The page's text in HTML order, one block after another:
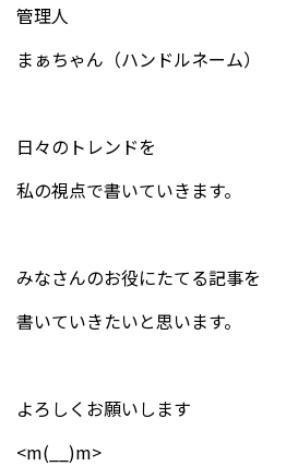
管理人
まぁちゃん（ハンドルネーム）
日々のトレンドを
私の視点で書いていきます。
みなさんのお役にたてる記事を
書いていきたいと思います。
よろしくお願いします
<m(__)m>